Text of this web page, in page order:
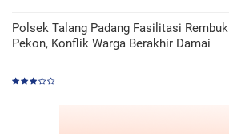
Polsek Talang Padang Fasilitasi Rembuk
Pekon, Konflik Warga Berakhir Damai